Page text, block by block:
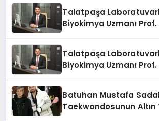
Talatpaşa
Biyokimya Uzmanı
Talatpaşa
Biyokimya Uzmanı
Batuhan Mustafa
Taekwondosunun Altın